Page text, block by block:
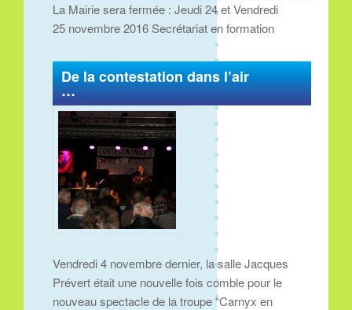
La Mairie sera fermée : Jeudi 24 et Vendredi
25 novembre 2016 Secrétariat en formation
De la contestation dans l’air
…
Vendredi 4 novembre dernier, la salle Jacques
Prévert était une nouvelle fois comble pour le
nouveau spectacle de la troupe “Carnyx en